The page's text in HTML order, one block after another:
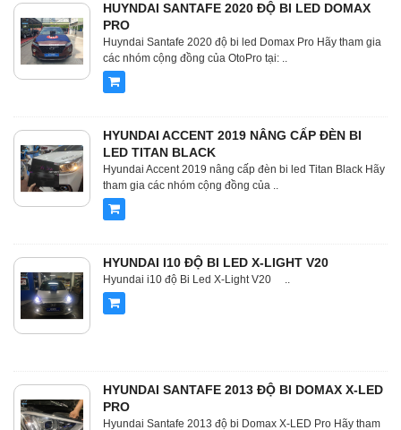
HUYNDAI SANTAFE 2020 ĐỘ BI LED DOMAX
PRO
Huyndai Santafe 2020 độ bi led Domax Pro Hãy tham gia
các nhóm cộng đồng của OtoPro tại: ..
HYUNDAI ACCENT 2019 NÂNG CẤP ĐÈN BI
LED TITAN BLACK
Hyundai Accent 2019 nâng cấp đèn bi led Titan Black Hãy
tham gia các nhóm cộng đồng của ..
HYUNDAI I10 ĐỘ BI LED X-LIGHT V20
Hyundai i10 độ Bi Led X-Light V20 ..
HYUNDAI SANTAFE 2013 ĐỘ BI DOMAX X-LED
PRO
Hyundai Santafe 2013 độ bi Domax X-LED Pro Hãy tham